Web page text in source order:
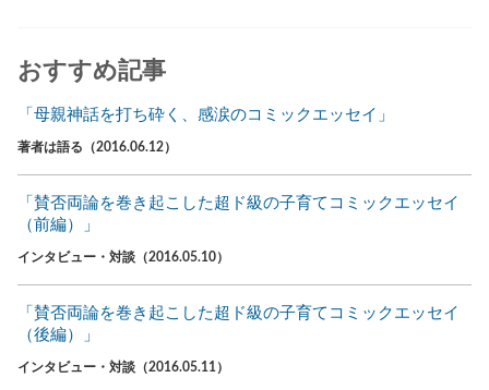
おすすめ記事
「母親神話を打ち砕く、感涙のコミックエッセイ」
著者は語る（2016.06.12）
「賛否両論を巻き起こした超ド級の子育てコミックエッセイ
（前編）」
インタビュー・対談（2016.05.10）
「賛否両論を巻き起こした超ド級の子育てコミックエッセイ
（後編）」
インタビュー・対談（2016.05.11）